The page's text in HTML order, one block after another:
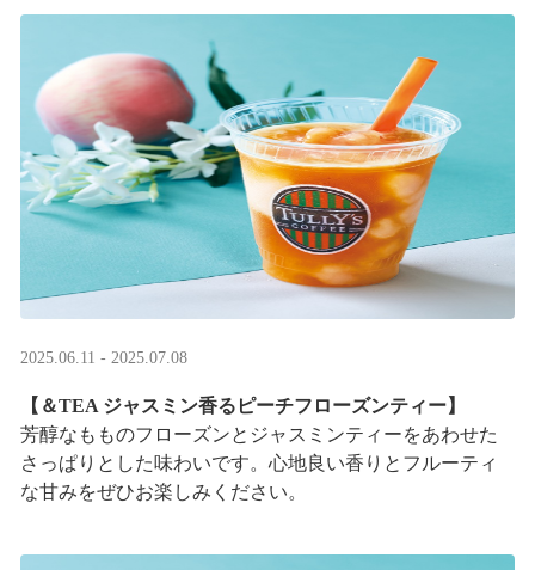
2025.06.11 - 2025.07.08
【＆TEA ジャスミン香るピーチフローズンティー】
芳醇なもものフローズンとジャスミンティーをあわせた
さっぱりとした味わいです。心地良い香りとフルーティ
な甘みをぜひお楽しみください。